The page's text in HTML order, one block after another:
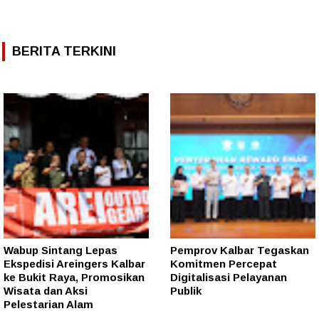
BERITA TERKINI
Wabup Sintang Lepas
Ekspedisi Areingers Kalbar
ke Bukit Raya, Promosikan
Wisata dan Aksi
Pelestarian Alam
Pemprov Kalbar Tegaskan
Komitmen Percepat
Digitalisasi Pelayanan
Publik